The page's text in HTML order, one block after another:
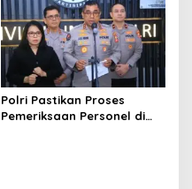
Polri Pastikan Proses
Pemeriksaan Personel di